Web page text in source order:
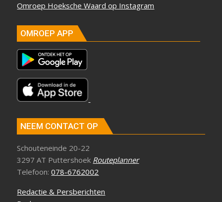
Omroep Hoeksche Waard op Instagram
OMROEP APP
NEEM CONTACT OP
Schouteneinde 20-22
3297 AT Puttershoek Routeplanner
Telefoon:078-6762002
Redactie & Persberichten